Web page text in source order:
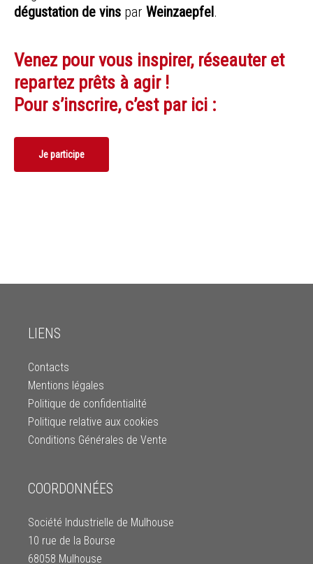
dégustation de vins parWeinzaepfel.
Venez pour vous inspirer, réseauter et
repartez prêts à agir !
Pour s’inscrire, c’est par ici :
Je participe
LIENS
Contacts
Mentions légales
Politique de confidentialité
Politique relative aux cookies
Conditions Générales de Vente
COORDONNÉES
Société Industrielle de Mulhouse
10 rue de la Bourse
68058 Mulhouse